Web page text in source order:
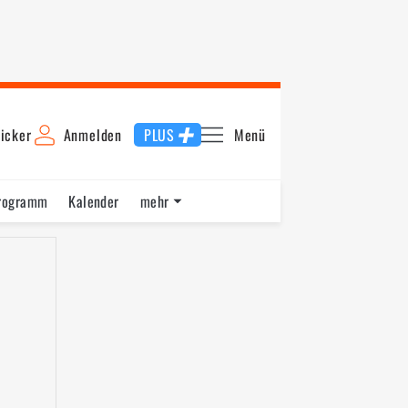
Anmelden PLUS Menü
Kalender
mehr